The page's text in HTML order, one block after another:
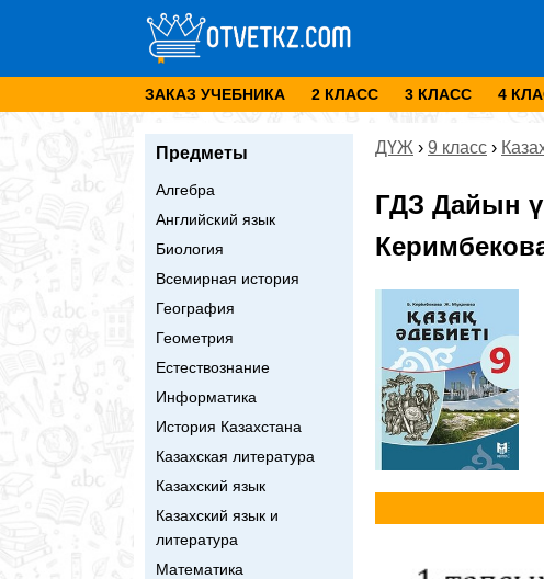
ЗАКАЗ УЧЕБНИКА 2 КЛАСС 3 КЛАСС 4
Предметы
Алгебра
Английский язык
Биология
Всемирная история
География
Геометрия
Естествознание
Информатика
История Казахстана
Казахская литература
Казахский язык
Казахский язык и
литература
Математика
ДҮЖ › 9 класс ›
ГДЗ Дайын